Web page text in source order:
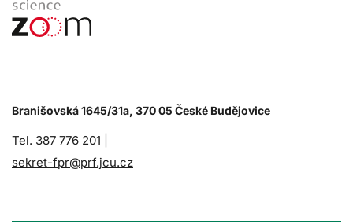
Branišovská 1645/31a, 370 05 České Budějovice
Tel. 387 776 201 |
sekret-fpr@prf.jcu.cz